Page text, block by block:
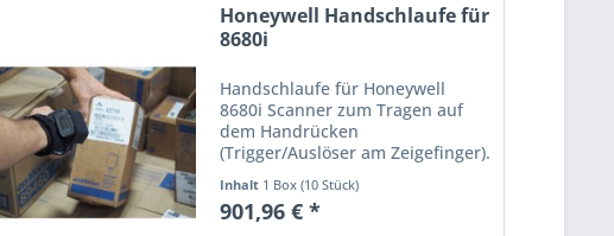
Honeywell Handschlaufe für
8680i
Handschlaufe für Honeywell
8680i Scanner zum Tragen auf
dem Handrücken
(Trigger/Auslöser am Zeigefinger).
und Preisänderung vorbehalten.
Inhalt 1 Box (10 Stück)
901,96 € *